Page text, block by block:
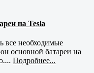
на Tesla
все необходимые
основной батареи на
Подробнее...